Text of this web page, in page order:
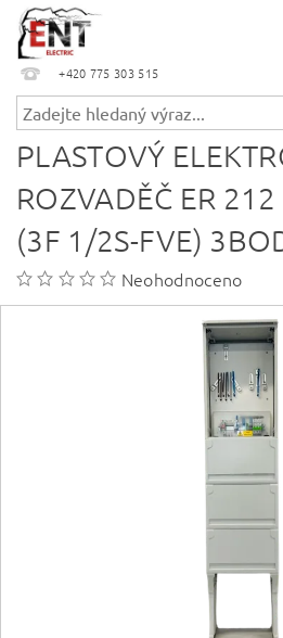
+420 775 303 515
PLASTOVÝ
ROZVADĚČ ER
(3F 1/2S-FVE)
Neohodnoceno